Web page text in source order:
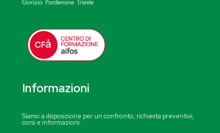
Informazioni
Siamo a disposizione per un confronto, richiesta preventivi,
corsi e informazioni.